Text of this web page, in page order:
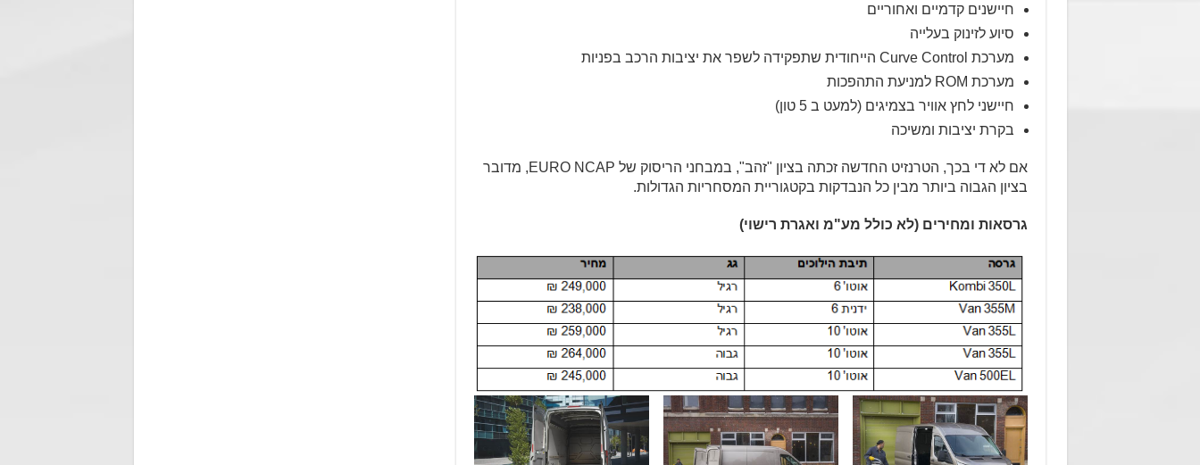
חיישנים קדמיים ואחוריים
סיוע לזינוק בעלייה
מערכת Curve Control הייחודית שתפקידה לשפר את יציבות הרכב בפניות
מערכת ROM למניעת התהפכות
חיישני לחץ אוויר בצמיגים (למעט ב 5 טון)
בקרת יציבות ומשיכה
אם לא די בכך, הטרנזיט החדשה זכתה בציון "זהב", במבחני הריסוק של EURO NCAP, מדובר
בציון הגבוה ביותר מבין כל הנבדקות בקטגוריית המסחריות הגדולות.
גרסאות ומחירים (לא כולל מע"מ ואגרת רישוי)